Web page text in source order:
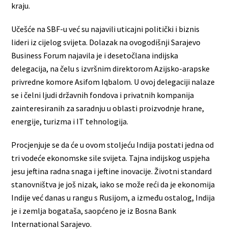
kraju.
Učešće na SBF-u već su najavili uticajni politički i biznis
lideri iz cijelog svijeta. Dolazak na ovogodišnji Sarajevo
Business Forum najavila je i desetočlana indijska
delegacija, na čelu s izvršnim direktorom Azijsko-arapske
privredne komore Asifom Iqbalom. U ovoj delegaciji nalaze
se i čelni ljudi državnih fondova i privatnih kompanija
zainteresiranih za saradnju u oblasti proizvodnje hrane,
energije, turizma i IT tehnologija.
Procjenjuje se da će u ovom stoljeću Indija postati jedna od
tri vodeće ekonomske sile svijeta. Tajna indijskog uspjeha
jesu jeftina radna snaga i jeftine inovacije. Životni standard
stanovništva je još nizak, iako se može reći da je ekonomija
Indije već danas u rangu s Rusijom, a između ostalog, Indija
je i zemlja bogataša, saopćeno je iz Bosna Bank
International Sarajevo.